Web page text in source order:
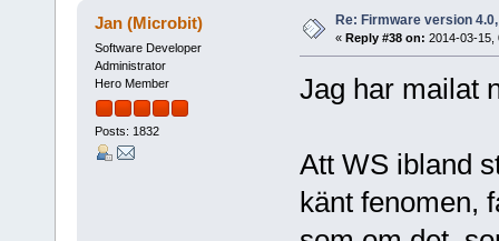
Jan (Microbit)
Software Developer
Administrator
Hero Member
Posts: 1832
Re: Firmware version
« Reply #38 on: 2014-03-15,
Jag har mailat
Att WS ibland
känt fenomen,